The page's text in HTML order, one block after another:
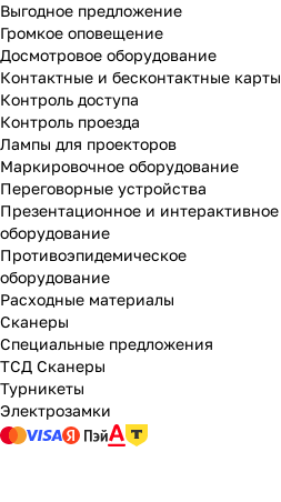
Выгодное предложение
Громкое оповещение
Досмотровое оборудование
Контактные и бесконтактные карты
Контроль доступа
Контроль проезда
Лампы для проекторов
Маркировочное оборудование
Переговорные устройства
Презентационное и интерактивное
оборудование
Противоэпидемическое
оборудование
Расходные материалы
Сканеры
Специальные предложения
ТСД Сканеры
Турникеты
Электрозамки